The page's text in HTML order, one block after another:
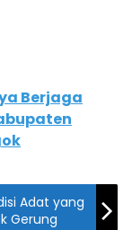
Berjaga
Adat yang
Gerung